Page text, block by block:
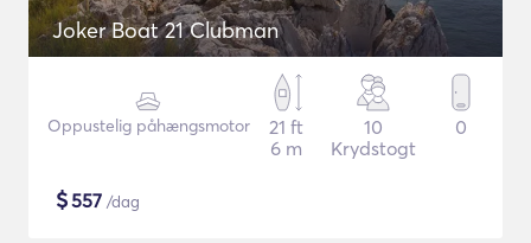
Joker Boat 21 Clubman
Oppustelig påhængsmotor
21 ft
6 m
10
Krydstogt
0
$557 /dag